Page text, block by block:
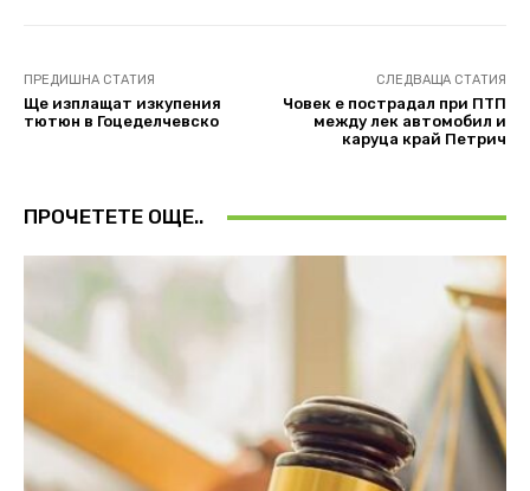
ПРЕДИШНА СТАТИЯ
Ще изплащат изкупения
тютюн в Гоцеделчевско
СЛЕДВАЩА СТАТИЯ
Човек е пострадал при ПТП
между лек автомобил и
каруца край Петрич
ПРОЧЕТЕТЕ ОЩЕ..